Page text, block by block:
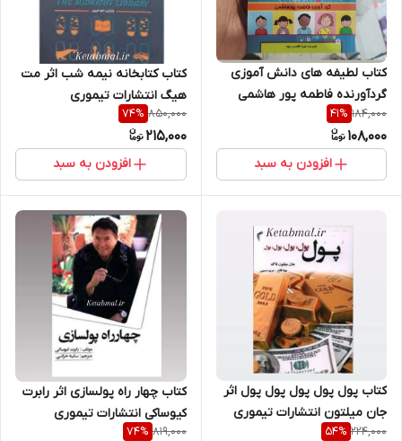
کتاب لطیفه های دانش آموزی
گردآورنده فاطمه پور هاشمی
انتشارات تیموری
184,000
41%
108,000
افزودن به سبد
کتاب کتابخانه نیمه شب اثر مت
هیگ انتشارات تیموری
850,000
74%
215,000
افزودن به سبد
کتاب پول پول پول پول پول اثر
جان میلتون انتشارات تیموری
224,000
54%
کتاب چهار راه پولسازی اثر رابرت
کیوساکی انتشارات تیموری
819,000
74%